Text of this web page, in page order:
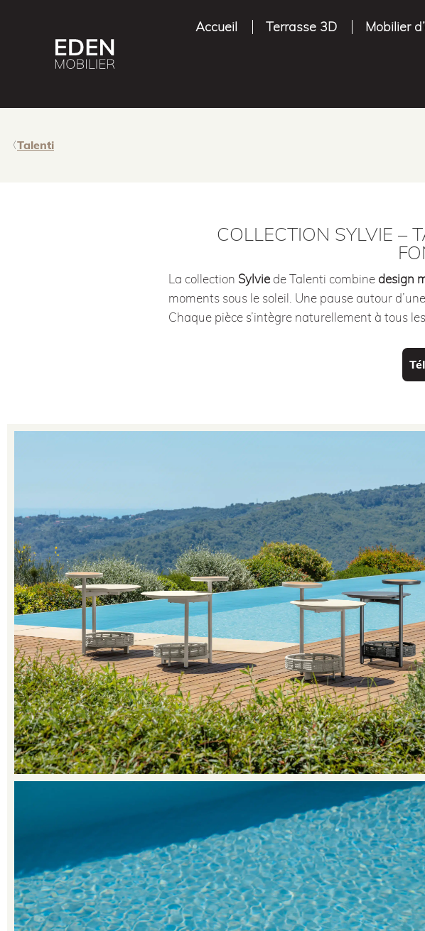
Accueil Terrasse 3D Mobilier
Talenti
COLLECTION SYLVIE –
La collection Sylviede Talenti combine design
moments sous le soleil. Une pause autour
Chaque pièce s’intègre naturellement à tous